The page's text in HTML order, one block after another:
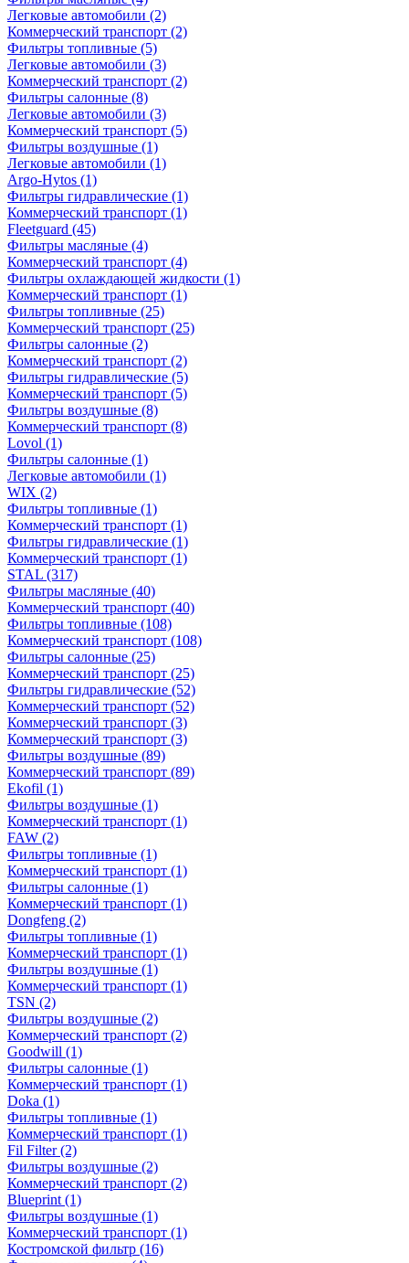
Легковые автомобили (2)
Коммерческий транспорт (2)
Фильтры топливные (5)
Легковые автомобили (3)
Коммерческий транспорт (2)
Фильтры салонные (8)
Легковые автомобили (3)
Коммерческий транспорт (5)
Фильтры воздушные (1)
Легковые автомобили (1)
Argo-Hytos (1)
Фильтры гидравлические (1)
Коммерческий транспорт (1)
Fleetguard (45)
Фильтры масляные (4)
Коммерческий транспорт (4)
Фильтры охлаждающей жидкости (1)
Коммерческий транспорт (1)
Фильтры топливные (25)
Коммерческий транспорт (25)
Фильтры салонные (2)
Коммерческий транспорт (2)
Фильтры гидравлические (5)
Коммерческий транспорт (5)
Фильтры воздушные (8)
Коммерческий транспорт (8)
Lovol (1)
Фильтры салонные (1)
Легковые автомобили (1)
WIX (2)
Фильтры топливные (1)
Коммерческий транспорт (1)
Фильтры гидравлические (1)
Коммерческий транспорт (1)
STAL (317)
Фильтры масляные (40)
Коммерческий транспорт (40)
Фильтры топливные (108)
Коммерческий транспорт (108)
Фильтры салонные (25)
Коммерческий транспорт (25)
Фильтры гидравлические (52)
Коммерческий транспорт (52)
Коммерческий транспорт (3)
Коммерческий транспорт (3)
Фильтры воздушные (89)
Коммерческий транспорт (89)
Ekofil (1)
Фильтры воздушные (1)
Коммерческий транспорт (1)
FAW (2)
Фильтры топливные (1)
Коммерческий транспорт (1)
Фильтры салонные (1)
Коммерческий транспорт (1)
Dongfeng (2)
Фильтры топливные (1)
Коммерческий транспорт (1)
Фильтры воздушные (1)
Коммерческий транспорт (1)
TSN (2)
Фильтры воздушные (2)
Коммерческий транспорт (2)
Goodwill (1)
Фильтры салонные (1)
Коммерческий транспорт (1)
Doka (1)
Фильтры топливные (1)
Коммерческий транспорт (1)
Fil Filter(2)
Фильтры воздушные (2)
Коммерческий транспорт (2)
Blueprint (1)
Фильтры воздушные (1)
Коммерческий транспорт (1)
Костромской фильтр (16)